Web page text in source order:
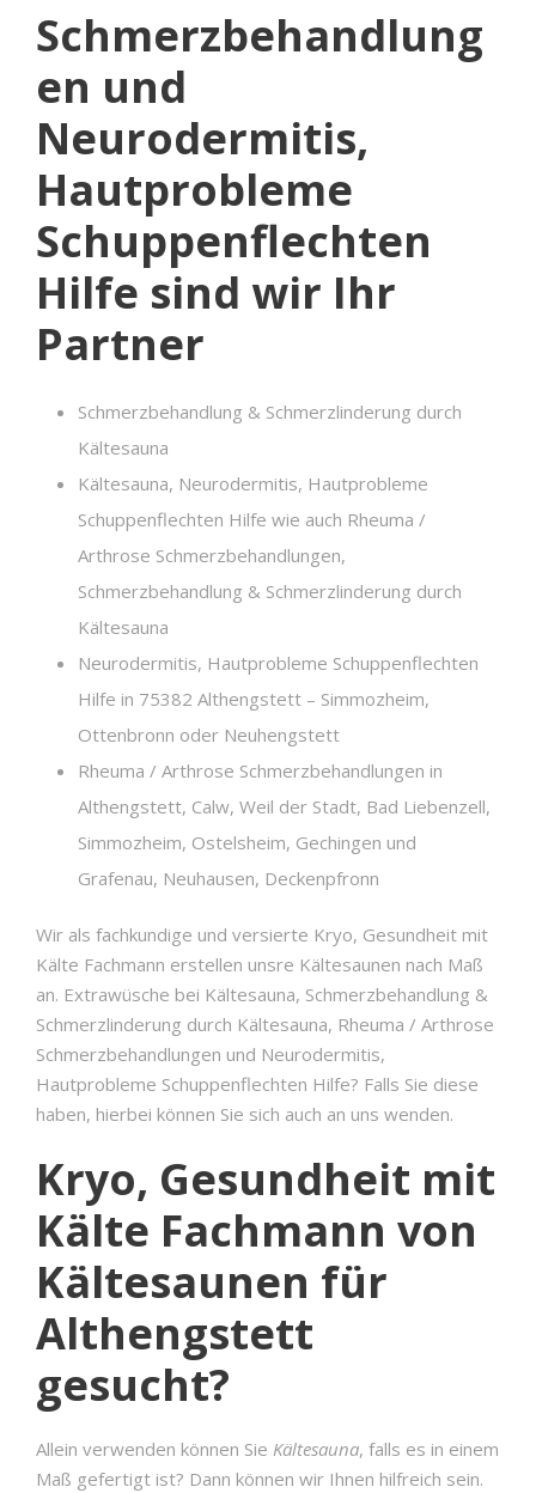
Schmerzbehandlung
en und
Neurodermitis,
Hautprobleme
Schuppenflechten
Hilfe sind wir Ihr
Partner
Schmerzbehandlung & Schmerzlinderung durch
Kältesauna
Kältesauna, Neurodermitis, Hautprobleme
Schuppenflechten Hilfe wie auch Rheuma /
Arthrose Schmerzbehandlungen,
Schmerzbehandlung & Schmerzlinderung durch
Kältesauna
Neurodermitis, Hautprobleme Schuppenflechten
Hilfe in 75382 Althengstett – Simmozheim,
Ottenbronn oder Neuhengstett
Rheuma / Arthrose Schmerzbehandlungen in
Althengstett, Calw, Weil der Stadt, Bad Liebenzell,
Simmozheim, Ostelsheim, Gechingen und
Grafenau, Neuhausen, Deckenpfronn
Wir als fachkundige und versierte Kryo, Gesundheit mit
Kälte Fachmann erstellen unsre Kältesaunen nach Maß
an. Extrawüsche bei Kältesauna, Schmerzbehandlung &
Schmerzlinderung durch Kältesauna, Rheuma / Arthrose
Schmerzbehandlungen und Neurodermitis,
Hautprobleme Schuppenflechten Hilfe? Falls Sie diese
haben, hierbei können Sie sich auch an uns wenden.
Kryo, Gesundheit mit
Kälte Fachmann von
Kältesaunen für
Althengstett
gesucht?
Allein verwenden können Sie Kältesauna, falls es in einem
Maß gefertigt ist? Dann können wir Ihnen hilfreich sein.